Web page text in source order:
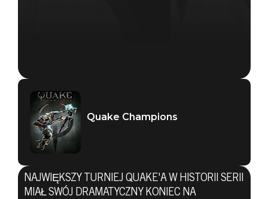
Quake Champions
NAJWIĘKSZY TURNIEJ QUAKE'A W HISTORII SERII
MIAŁ SWÓJ DRAMATYCZNY KONIEC NA